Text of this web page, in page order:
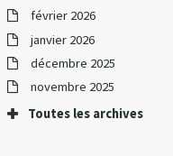
février 2026
janvier 2026
décembre 2025
novembre 2025
Toutes les archives